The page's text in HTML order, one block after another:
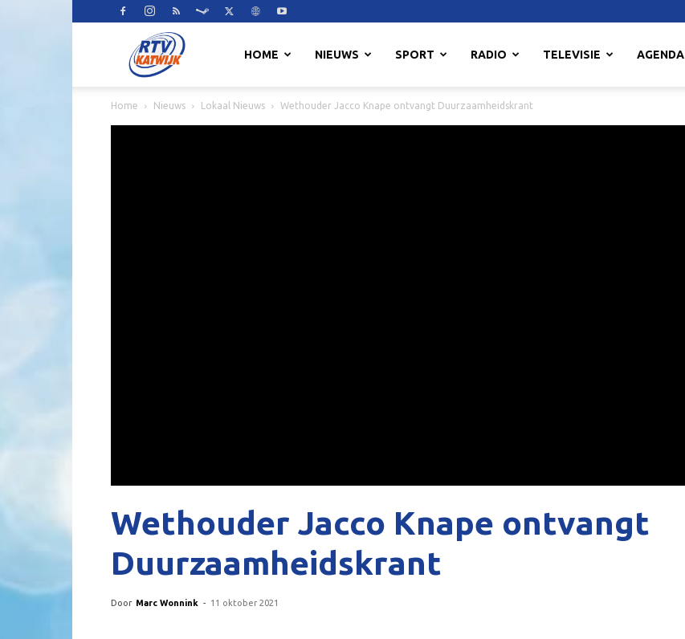
HOME NIEUWS SPORT RADIO TELEVISIE AGENDA
Home Nieuws Lokaal Nieuws Wethouder Jacco Knape ontvangt Duurzaamheidskrant
Wethouder Jacco Knape ontvangt
Duurzaamheidskrant
Door Marc Wonnink - 11 oktober 2021